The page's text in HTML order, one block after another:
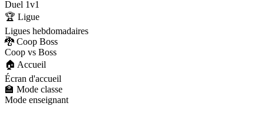
Duel 1v1
🏆 Ligue
Ligues hebdomadaires
🐉 Coop Boss
Coop vs Boss
🏠 Accueil
Écran d'accueil
🏫 Mode classe
Mode enseignant